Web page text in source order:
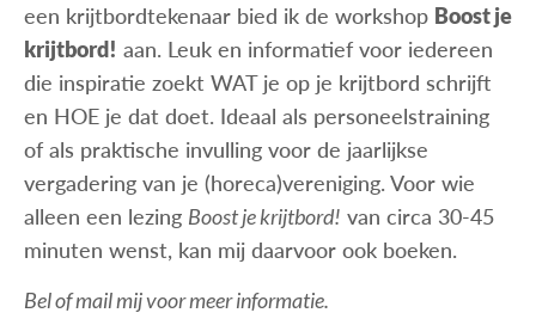
een krijtbordtekenaar bied ik de workshop Boost je
krijtbord! aan. Leuk en informatief voor iedereen
die inspiratie zoekt WAT je op je krijtbord schrijft
en HOE je dat doet. Ideaal als personeelstraining
of als praktische invulling voor de jaarlijkse
vergadering van je (horeca)vereniging. Voor wie
alleen een lezing Boost je krijtbord! van circa 30-45
minuten wenst, kan mij daarvoor ook boeken.
Bel of mail mij voor meer informatie.